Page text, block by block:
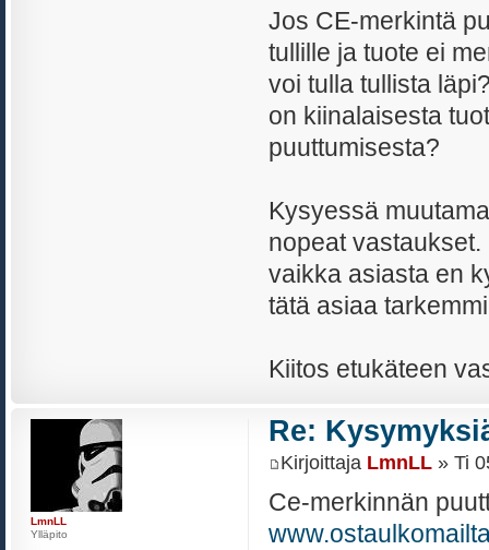
Jos CE-merkintä
tullille ja tuote ei
voi tulla tullista
on kiinalaisesta
puuttumisesta?
Kysyessä
nopeat
vaikka asiasta en
tätä asiaa
Kiitos etukäteen
Re:
Kirjoittaja LmnLL» Ti
Ce-merkinnän
LmnLL
Ylläpito